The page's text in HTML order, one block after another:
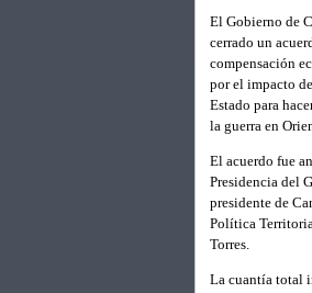
El Gobierno de
cerrado un
compensación
por el impacto
Estado para
la guerra en
El acuerdo fue
Presidencia del
presidente de
Política
Torres.
La cuantía total